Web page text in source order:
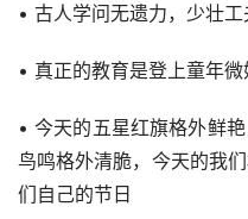
• 古人学问无遗力，少壮
• 真正的教育是登上童年微
• 今天的五星红旗格外鲜
鸟鸣格外清脆，今天的我
们自己的节日